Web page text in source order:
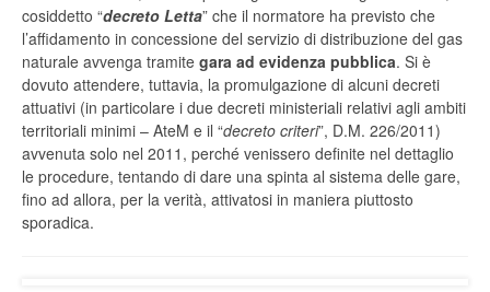
cosiddetto “decreto Letta” che il normatore ha previsto che
l’affidamento in concessione del servizio di distribuzione del gas
naturale avvenga tramite gara ad evidenza pubblica. Si è
dovuto attendere, tuttavia, la promulgazione di alcuni decreti
attuativi (in particolare i due decreti ministeriali relativi agli ambiti
territoriali minimi – AteM e il “decreto criteri”, D.M. 226/2011)
avvenuta solo nel 2011, perché venissero definite nel dettaglio
le procedure, tentando di dare una spinta al sistema delle gare,
fino ad allora, per la verità, attivatosi in maniera piuttosto
sporadica.